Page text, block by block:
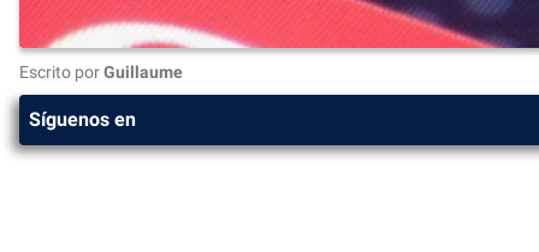
Escrito porGuillaume
Síguenos en